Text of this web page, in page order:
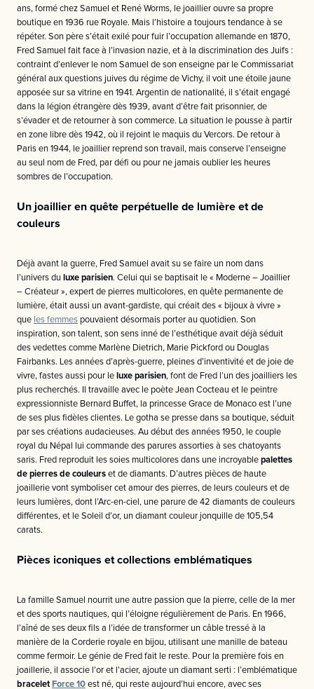
ans, formé chez Samuel et René Worms, le joaillier ouvre sa propre
boutique en 1936 rue Royale. Mais l’histoire a toujours tendance à se
répéter. Son père s’était exilé pour fuir l’occupation allemande en 1870,
Fred Samuel fait face à l’invasion nazie, et à la discrimination des Juifs :
contraint d’enlever le nom Samuel de son enseigne par le Commissariat
général aux questions juives du régime de Vichy, il voit une étoile jaune
apposée sur sa vitrine en 1941. Argentin de nationalité, il s’était engagé
dans la légion étrangère dès 1939, avant d’être fait prisonnier, de
s’évader et de retourner à son commerce. La situation le pousse à partir
en zone libre dès 1942, où il rejoint le maquis du Vercors. De retour à
Paris en 1944, le joaillier reprend son travail, mais conserve l’enseigne
au seul nom de Fred, par défi ou pour ne jamais oublier les heures
sombres de l’occupation.
Un joaillier en quête perpétuelle de lumière et de
couleurs
Déjà avant la guerre, Fred Samuel avait su se faire un nom dans
l’univers du luxe parisien. Celui qui se baptisait le « Moderne – Joaillier
– Créateur », expert de pierres multicolores, en quête permanente de
lumière, était aussi un avant-gardiste, qui créait des « bijoux à vivre »
que les femmes pouvaient désormais porter au quotidien. Son
inspiration, son talent, son sens inné de l’esthétique avait déjà séduit
des vedettes comme Marlène Dietrich, Marie Pickford ou Douglas
Fairbanks. Les années d’après-guerre, pleines d’inventivité et de joie de
vivre, fastes aussi pour le luxe parisien, font de Fred l’un des joailliers les
plus recherchés. Il travaille avec le poète Jean Cocteau et le peintre
expressionniste Bernard Buffet, la princesse Grace de Monaco est l’une
de ses plus fidèles clientes. Le gotha se presse dans sa boutique, séduit
par ses créations audacieuses. Au début des années 1950, le couple
royal du Népal lui commande des parures assorties à ses chatoyants
saris. Fred reproduit les soies multicolores dans une incroyable palettes
de pierres de couleurs et de diamants. D’autres pièces de haute
joaillerie vont symboliser cet amour des pierres, de leurs couleurs et de
leurs lumières, dont l’Arc-en-ciel, une parure de 42 diamants de couleurs
différentes, et le Soleil d’or, un diamant couleur jonquille de 105,54
carats.
Pièces iconiques et collections emblématiques
La famille Samuel nourrit une autre passion que la pierre, celle de la mer
et des sports nautiques, qui l’éloigne régulièrement de Paris. En 1966,
l’aîné de ses deux fils a l’idée de transformer un câble tressé à la
manière de la Corderie royale en bijou, utilisant une manille de bateau
comme fermoir. Le génie de Fred fait le reste. Pour la première fois en
joaillerie, il associe l’or et l’acier, ajoute un diamant serti : l’emblématique
bracelet Force 10 est né, qui reste aujourd’hui encore, avec ses